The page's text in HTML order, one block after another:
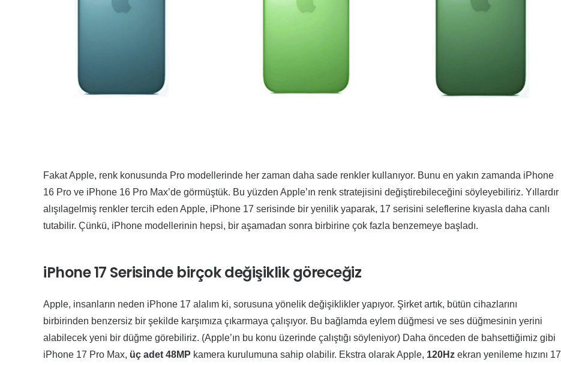
Fakat Apple, renk konusunda Pro modellerinde her zaman daha sade renkler kullanıyor. Bunu en yakın zamanda iPhone
16 Pro ve iPhone 16 Pro Max’de görmüştük. Bu yüzden Apple’ın renk stratejisini değiştirebileceğini söyleyebiliriz. Yıllardır
alışılagelmiş renkler tercih eden Apple, iPhone 17 serisinde bir yenilik yaparak, 17 serisini seleflerine kıyasla daha canlı
tutabilir. Çünkü, iPhone modellerinin hepsi, bir aşamadan sonra birbirine çok fazla benzemeye başladı.
iPhone 17 Serisinde birçok değişiklik göreceğiz
Apple, insanların neden iPhone 17 alalım ki, sorusuna yönelik değişiklikler yapıyor. Şirket artık, bütün cihazlarını
birbirinden benzersiz bir şekilde karşımıza çıkarmaya çalışıyor. Bu bağlamda eylem düğmesi ve ses düğmesinin yerini
alabilecek yeni bir düğme görebiliriz. (Apple’ın bu konu üzerinde çalıştığı söyleniyor) Daha önceden de bahsettiğimiz gibi
iPhone 17 Pro Max, üç adet 48MP kamera kurulumuna sahip olabilir. Ekstra olarak Apple, 120Hz ekran yenileme hızını 17